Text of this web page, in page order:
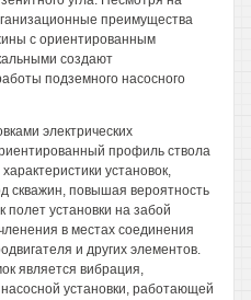
преимущества
с ориентированным
создают
подземного насосного
электрических
профиль ствола
установок,
скважин, повышая вероятность
полет установки на забой
в местах соединения
и других элементов.
является вибрация,
установки, работающей